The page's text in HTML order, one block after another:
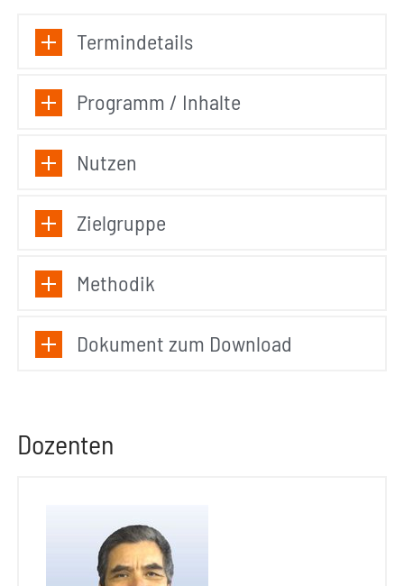
Termindetails
Programm / Inhalte
Nutzen
Zielgruppe
Methodik
Dokument zum Download
Dozenten